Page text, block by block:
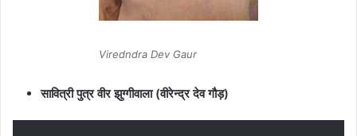
Viredndra Dev Gaur
सावित्री पुत्र वीर झुग्गीवाला (वीरेन्द्र देव गौड़)